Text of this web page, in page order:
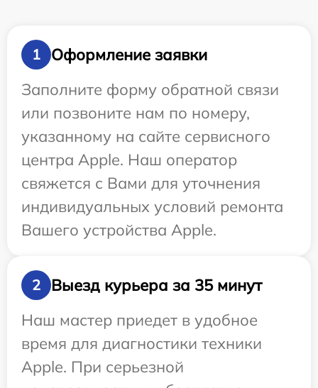
1
Оформление заявки
Заполните форму обратной связи
или позвоните нам по номеру,
указанному на сайте сервисного
центра Apple. Наш оператор
свяжется с Вами для уточнения
индивидуальных условий ремонта
Вашего устройства Apple.
2
Выезд курьера за 35 минут
Наш мастер приедет в удобное
время для диагностики техники
Apple. При серьезной